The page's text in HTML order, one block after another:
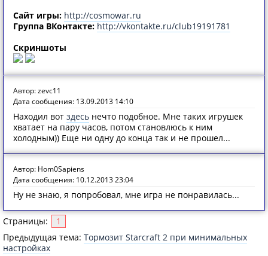
Сайт игры: http://cosmowar.ru
Группа ВКонтакте: http://vkontakte.ru/club19191781
Скриншоты
Автор: zevc11
Дата сообщения: 13.09.2013 14:10
Находил вот здесь нечто подобное. Мне таких игрушек
хватает на пару часов, потом становлюсь к ним
холодным)) Еще ни одну до конца так и не прошел...
Автор: Hom0Sapiens
Дата сообщения: 10.12.2013 23:04
Ну не знаю, я попробовал, мне игра не понравилась...
Страницы:
1
Предыдущая тема: Тормозит Starcraft 2 при минимальных
настройках